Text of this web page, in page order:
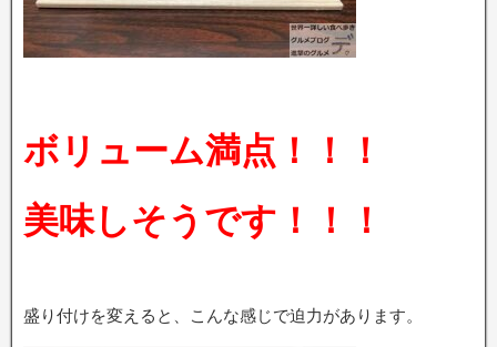
ボリューム満点！！！
美味しそうです！！！
盛り付けを変えると、こんな感じで迫力があります。